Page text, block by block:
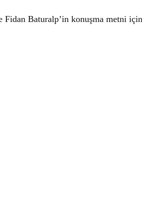
Fidan Baturalp’in konuşma metni için